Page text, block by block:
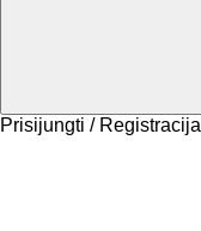
Prisijungti / Registracija